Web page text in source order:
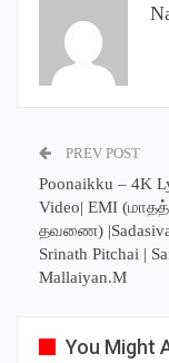
PREV POST
Poonaikku – 4K
Video| EMI (மாதத்
தவணை)
Srinath Pitchai |
Mallaiyan.M
You Might